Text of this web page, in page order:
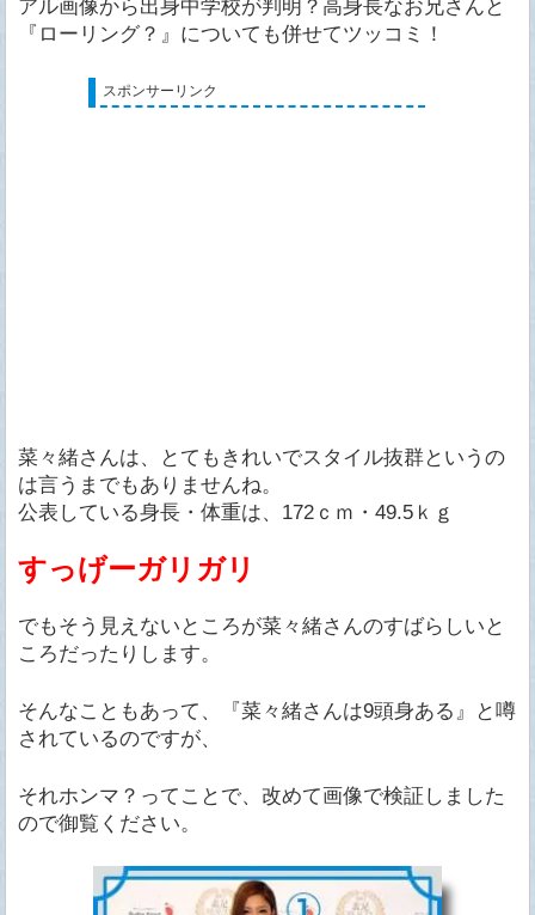
アル画像から出身中学校が判明？高身長なお兄さんと
『ローリング？』についても併せてツッコミ！
スポンサーリンク
菜々緒さんは、とてもきれいでスタイル抜群というの
は言うまでもありませんね。
公表している身長・体重は、172ｃｍ・49.5ｋｇ
すっげーガリガリ
でもそう見えないところが菜々緒さんのすばらしいと
ころだったりします。
そんなこともあって、『菜々緒さんは9頭身ある』と噂
されているのですが、
それホンマ？ってことで、改めて画像で検証しました
ので御覧ください。